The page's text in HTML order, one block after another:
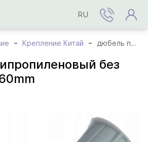
RU
Крепление Китай дюбель полипропиленовый без шурупа 12x60mm
без